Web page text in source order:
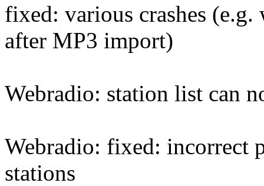
fixed: various crashes
after MP3 import)
Webradio: station list can
Webradio: fixed: incorrect
stations